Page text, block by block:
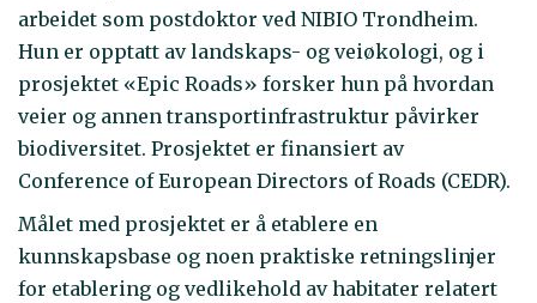
arbeidet som postdoktor ved NIBIO Trondheim.
Hun er opptatt av landskaps- og veiøkologi, og i
prosjektet «Epic Roads» forsker hun på hvordan
veier og annen transportinfrastruktur påvirker
biodiversitet. Prosjektet er finansiert av
Conference of European Directors of Roads (CEDR).
Målet med prosjektet er å etablere en
kunnskapsbase og noen praktiske retningslinjer
for etablering og vedlikehold av habitater relatert